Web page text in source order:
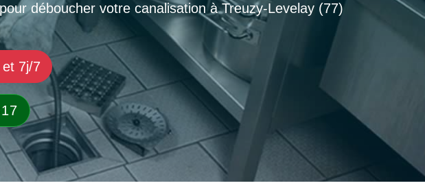
déboucher votre canalisation à Treuzy-Levelay (77)
7j/7